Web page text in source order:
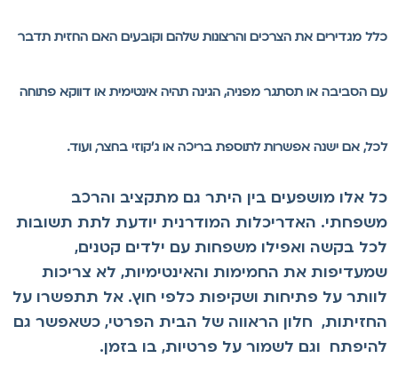
מגדירים את הצרכים והרצונות שלהם וקובעים האם החזית תדבר
הסביבה או תסתגר מפניה, הגינה תהיה אינטימית או דווקא פתוחה
אם ישנה אפשרות לתוספת בריכה או ג'קוזי בחצר, ועוד.
אלו מושפעים בין היתר גם מתקציב והרכב
האדריכלות המודרנית יודעת לתת תשובות
בקשה ואפילו משפחות עם ילדים קטנים,
את החמימות והאינטימיות, לא צריכות
על פתיחות ושקיפות כלפי חוץ. אל תתפשרו על
חלון הראווה של הבית הפרטי, כשאפשר גם
וגם לשמור על פרטיות, בו בזמן.